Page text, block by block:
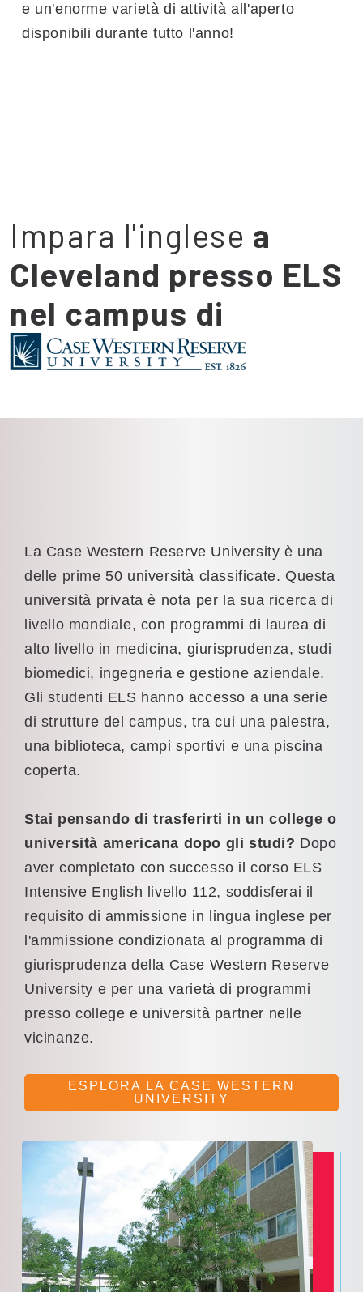
e un'enorme varietà di attività all'aperto
disponibili durante tutto l'anno!
Impara l'inglese a
Cleveland presso ELS
nel campus di
La Case Western Reserve University è una
delle prime 50 università classificate. Questa
università privata è nota per la sua ricerca di
livello mondiale, con programmi di laurea di
alto livello in medicina, giurisprudenza, studi
biomedici, ingegneria e gestione aziendale.
Gli studenti ELS hanno accesso a una serie
di strutture del campus, tra cui una palestra,
una biblioteca, campi sportivi e una piscina
coperta.
Stai pensando di trasferirti in un college o
università americana dopo gli studi? Dopo
aver completato con successo il corso ELS
Intensive English livello 112, soddisferai il
requisito di ammissione in lingua inglese per
l'ammissione condizionata al programma di
giurisprudenza della Case Western Reserve
University e per una varietà di programmi
presso college e università partner nelle
vicinanze.
ESPLORA LA CASE WESTERN
UNIVERSITY